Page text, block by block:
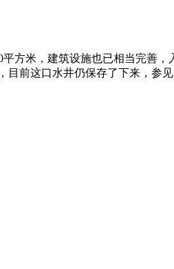
方米，建筑设施也已相当完善，
目前这口水井仍保存了下来，参见